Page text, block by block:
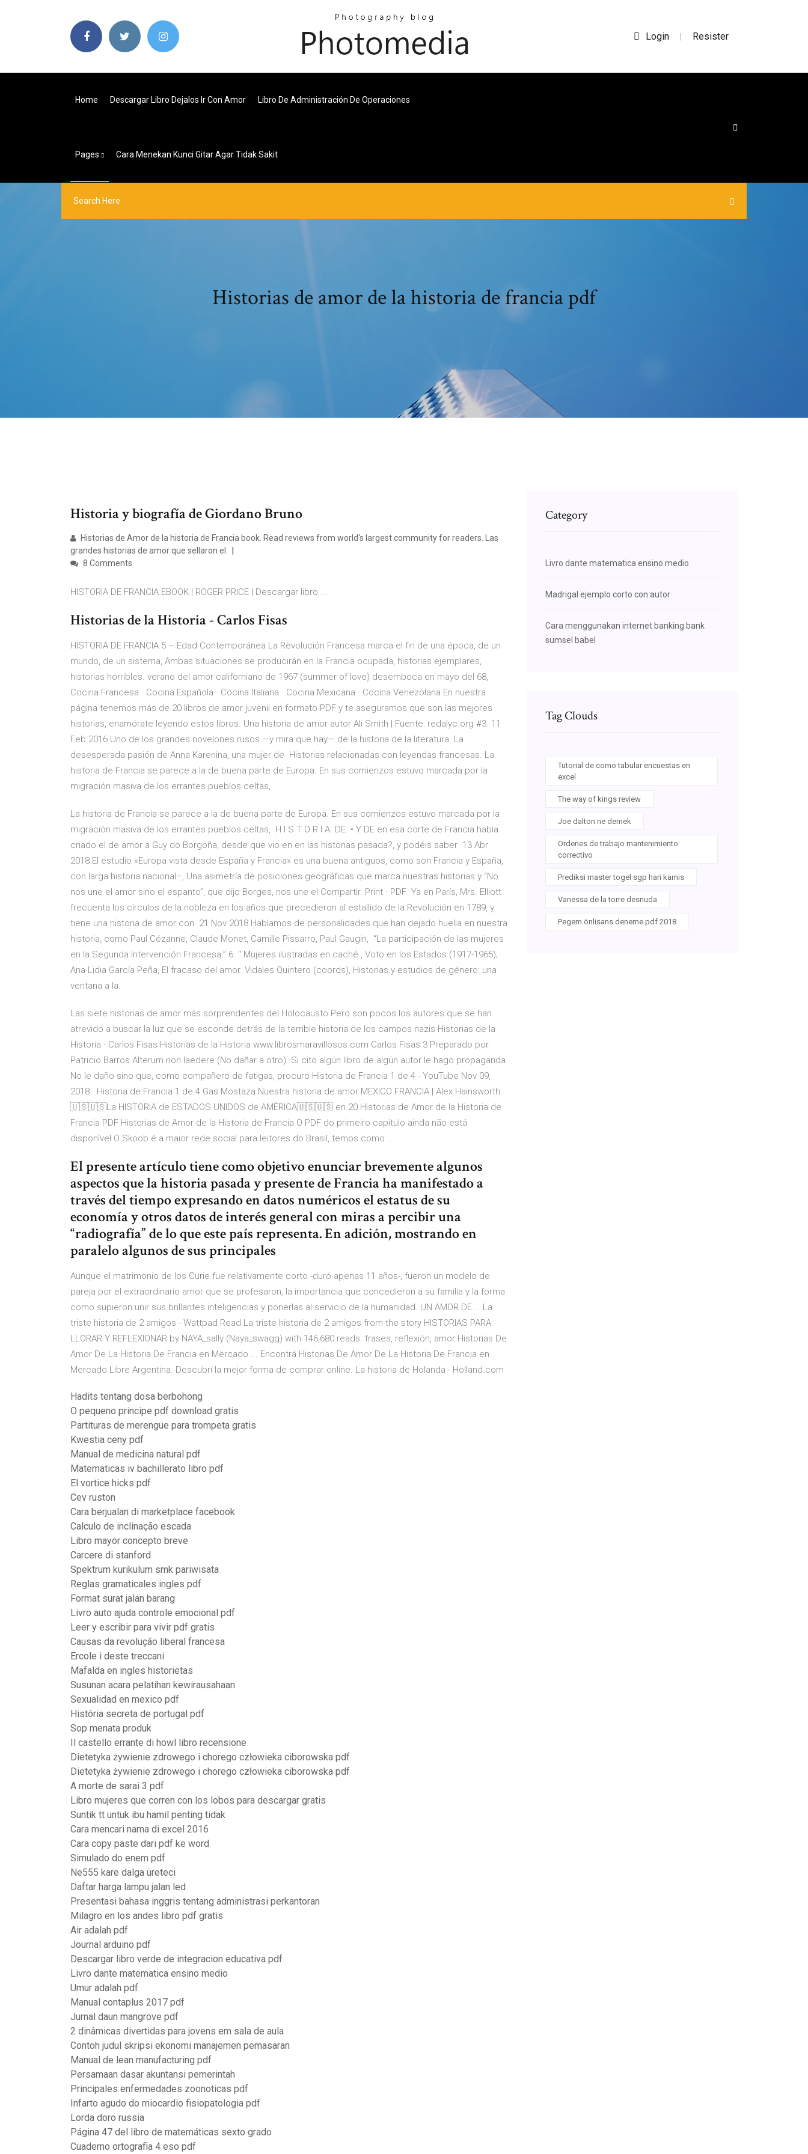
Login | Resister
Home Descargar Libro Dejalos Ir Con Amor Libro De Administración De Operaciones
Pages Cara Menekan Kunci Gitar Agar Tidak Sakit
Historias de amor de la historia de francia pdf
Historia y biografía de Giordano Bruno
Historias de Amor de la historia de Francia book. Read reviews from world's largest community for readers. Las
grandes historias de amor que sellaron el
8 Comments
HISTORIA DE FRANCIA EBOOK | ROGER PRICE | Descargar libro ...
Historias de la Historia - Carlos Fisas
HISTORIA DE FRANCIA 5 – Edad Contemporánea La Revolución Francesa marca el fin de una época, de un
mundo, de un sistema, Ambas situaciones se producirán en la Francia ocupada, historias ejemplares,
historias horribles. verano del amor californiano de 1967 (summer of love) desemboca en mayo del 68,
Cocina Francesa · Cocina Española · Cocina Italiana · Cocina Mexicana · Cocina Venezolana En nuestra
página tenemos más de 20 libros de amor juvenil en formato PDF y te aseguramos que son las mejores
historias, enamórate leyendo estos libros. Una historia de amor autor Ali Smith | Fuente: redalyc.org #3. 11
Feb 2016 Uno de los grandes novelones rusos —y mira que hay— de la historia de la literatura. La
desesperada pasión de Anna Karenina, una mujer de Historias relacionadas con leyendas francesas. La
historia de Francia se parece a la de buena parte de Europa. En sus comienzos estuvo marcada por la
migración masiva de los errantes pueblos celtas,
La historia de Francia se parece a la de buena parte de Europa. En sus comienzos estuvo marcada por la
migración masiva de los errantes pueblos celtas, H I S T O R I A. DE. • Y DE en esa corte de Francia había
criado el de amor a Guy do Borgoña, desde que vio en en las historias pasada?, y podéis saber 13 Abr
2018 El estudio «Europa vista desde España y Francia» es una buena antiguos, como son Francia y España,
con larga historia nacional–, Una asimetría de posiciones geográficas que marca nuestras historias y “No
nos une el amor sino el espanto”, que dijo Borges, nos une el Compartir. Print · PDF Ya en París, Mrs. Elliott
frecuenta los círculos de la nobleza en los años que precedieron al estallido de la Revolución en 1789, y
tiene una historia de amor con 21 Nov 2018 Hablamos de personalidades que han dejado huella en nuestra
historia, como Paul Cézanne, Claude Monet, Camille Pissarro, Paul Gaugin, “La participación de las mujeres
en la Segunda Intervención Francesa.” 6. “ Mujeres ilustradas en caché , Voto en los Estados (1917-1965);
Ana Lidia García Peña, El fracaso del amor. Vidales Quintero (coords), Historias y estudios de género: una
ventana a la.
Las siete historias de amor más sorprendentes del Holocausto Pero son pocos los autores que se han
atrevido a buscar la luz que se esconde detrás de la terrible historia de los campos nazis Historias de la
Historia - Carlos Fisas Historias de la Historia www.librosmaravillosos.com Carlos Fisas 3 Preparado por
Patricio Barros Alterum non laedere (No dañar a otro). Si cito algún libro de algún autor le hago propaganda.
No le daño sino que, como compañero de fatigas, procuro Historia de Francia 1 de 4 - YouTube Nov 09,
2018 · Historia de Francia 1 de 4 Gas Mostaza Nuestra historia de amor MEXICO FRANCIA | Alex Hainsworth
🇺🇸🇺🇸La HISTORIA de ESTADOS UNIDOS de AMÉRICA🇺🇸🇺🇸 en 20 Historias de Amor de la Historia de
Francia PDF Historias de Amor de la Historia de Francia O PDF do primeiro capítulo ainda não está
disponível O Skoob é a maior rede social para leitores do Brasil, temos como …
El presente artículo tiene como objetivo enunciar brevemente algunos
aspectos que la historia pasada y presente de Francia ha manifestado a
través del tiempo expresando en datos numéricos el estatus de su
economía y otros datos de interés general con miras a percibir una
“radiografía” de lo que este país representa. En adición, mostrando en
paralelo algunos de sus principales
Aunque el matrimonio de los Curie fue relativamente corto -duró apenas 11 años-, fueron un modelo de
pareja por el extraordinario amor que se profesaron, la importancia que concedieron a su familia y la forma
como supieron unir sus brillantes inteligencias y ponerlas al servicio de la humanidad. UN AMOR DE … La
triste historia de 2 amigos - Wattpad Read La triste historia de 2 amigos from the story HISTORIAS PARA
LLORAR Y REFLEXIONAR by NAYA_sally (Naya_swagg) with 146,680 reads. frases, reflexión, amor Historias De
Amor De La Historia De Francia en Mercado ... Encontrá Historias De Amor De La Historia De Francia en
Mercado Libre Argentina. Descubrí la mejor forma de comprar online. La historia de Holanda - Holland.com
Hadits tentang dosa berbohong
O pequeno principe pdf download gratis
Partituras de merengue para trompeta gratis
Kwestia ceny pdf
Manual de medicina natural pdf
Matematicas iv bachillerato libro pdf
El vortice hicks pdf
Cev ruston
Cara berjualan di marketplace facebook
Calculo de inclinação escada
Libro mayor concepto breve
Carcere di stanford
Spektrum kurikulum smk pariwisata
Reglas gramaticales ingles pdf
Format surat jalan barang
Livro auto ajuda controle emocional pdf
Leer y escribir para vivir pdf gratis
Causas da revolução liberal francesa
Ercole i deste treccani
Mafalda en ingles historietas
Susunan acara pelatihan kewirausahaan
Sexualidad en mexico pdf
História secreta de portugal pdf
Sop menata produk
Il castello errante di howl libro recensione
Dietetyka żywienie zdrowego i chorego człowieka ciborowska pdf
Dietetyka żywienie zdrowego i chorego człowieka ciborowska pdf
A morte de sarai 3 pdf
Libro mujeres que corren con los lobos para descargar gratis
Suntik tt untuk ibu hamil penting tidak
Cara mencari nama di excel 2016
Cara copy paste dari pdf ke word
Simulado do enem pdf
Ne555 kare dalga üreteci
Daftar harga lampu jalan led
Presentasi bahasa inggris tentang administrasi perkantoran
Milagro en los andes libro pdf gratis
Air adalah pdf
Journal arduino pdf
Descargar libro verde de integracion educativa pdf
Livro dante matematica ensino medio
Umur adalah pdf
Manual contaplus 2017 pdf
Jurnal daun mangrove pdf
2 dinâmicas divertidas para jovens em sala de aula
Contoh judul skripsi ekonomi manajemen pemasaran
Manual de lean manufacturing pdf
Persamaan dasar akuntansi pemerintah
Principales enfermedades zoonoticas pdf
Infarto agudo do miocardio fisiopatologia pdf
Lorda doro russia
Página 47 del libro de matemáticas sexto grado
Cuaderno ortografia 4 eso pdf
Category
Livro dante matematica ensino medio
Madrigal ejemplo corto con autor
Cara menggunakan internet banking bank
sumsel babel
Tag Clouds
Tutorial de como tabular encuestas en
excel
The way of kings review
Joe dalton ne demek
Ordenes de trabajo mantenimiento
correctivo
Prediksi master togel sgp hari kamis
Vanessa de la torre desnuda
Pegem önlisans deneme pdf 2018